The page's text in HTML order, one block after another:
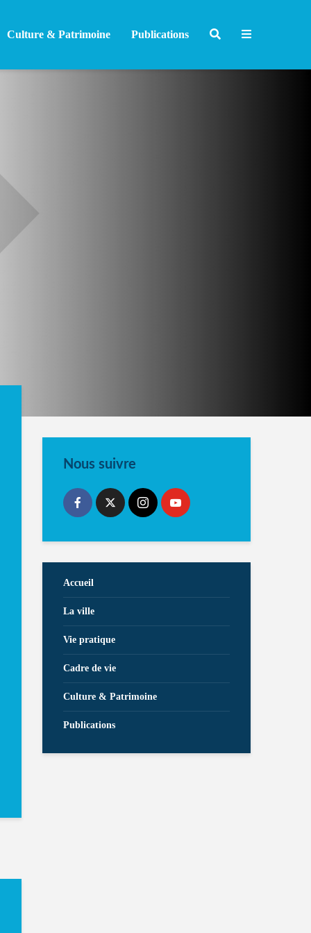
Culture & Patrimoine Publications
Nous suivre
Accueil
La ville
Vie pratique
Cadre de vie
Culture & Patrimoine
Publications